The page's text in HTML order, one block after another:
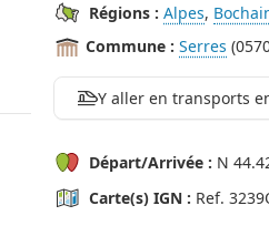
Régions : Alpes,
Commune : Serres
Y aller en transports
Départ/Arrivée : N
Carte(s) IGN : Ref.